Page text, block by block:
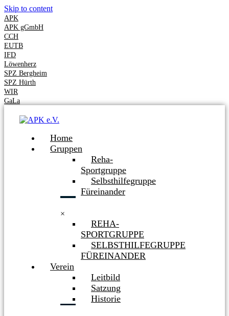
Skip to content
APK
APK gGmbH
CCH
EUTB
IFD
Löwenherz
SPZ Bergheim
SPZ Hürth
WIR
GaLa
Home
Gruppen
Reha-
Sportgruppe
Selbsthilfegruppe
Füreinander
×
REHA-
SPORTGRUPPE
SELBSTHILFEGRUPPE
FÜREINANDER
Verein
Leitbild
Satzung
Historie